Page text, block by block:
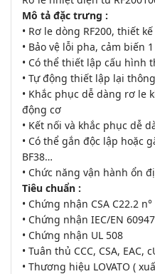
Mô tả đặc trưng :
• Rơ le dòng RF200, thiết
• Bảo vệ lỗi pha, cảm biến
• Có thể thiết lập cấu hình
• Tự động thiết lập lại
• Khắc phục dễ dàng rơ le
động cơ
• Kết nối và khắc phục dễ
• Có thể gắn độc lập hoặc
BF38…
• Chức năng vận hành ổn
Tiêu chuẩn :
• Chứng nhận CSA C22.2 n°
• Chứng nhận IEC/EN
• Chứng nhận UL 508
• Tuân thủ CCC, CSA, EAC,
• Thương hiệu LOVATO (